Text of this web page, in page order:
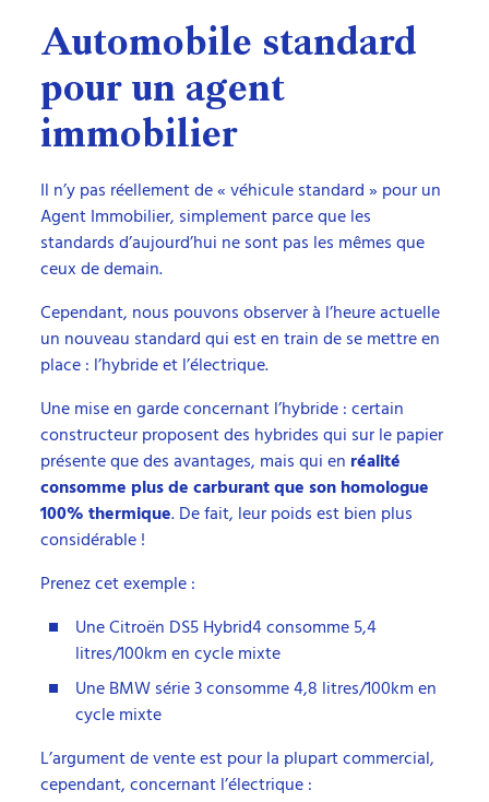
Automobile standard
pour un agent
immobilier
Il n’y pas réellement de « véhicule standard » pour un
Agent Immobilier, simplement parce que les
standards d’aujourd’hui ne sont pas les mêmes que
ceux de demain.
Cependant, nous pouvons observer à l’heure actuelle
un nouveau standard qui est en train de se mettre en
place : l’hybride et l’électrique.
Une mise en garde concernant l’hybride : certain
constructeur proposent des hybrides qui sur le papier
présente que des avantages, mais qui en réalité
consomme plus de carburant que son homologue
100% thermique. De fait, leur poids est bien plus
considérable !
Prenez cet exemple :
Une Citroën DS5 Hybrid4 consomme 5,4
litres/100km en cycle mixte
Une BMW série 3 consomme 4,8 litres/100km en
cycle mixte
L’argument de vente est pour la plupart commercial,
cependant, concernant l’électrique :